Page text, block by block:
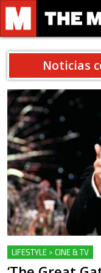
Noticias
LIFESTYLE > CINE & TV